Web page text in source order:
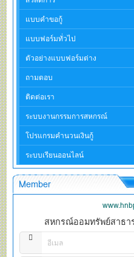
แบบคำขอกู้
แบบฟอร์มทั่วไป
ตัวอย่างแบบฟอร์มต่าง
ถามตอบ
ติดต่อเรา
ระบบงานกรรมการสหกรณ์
โปรแกรมคำนวนเงินกู้
ระบบเรียนออนไลน์
Member
สหกรณ์ออมทรัพย์สาธ